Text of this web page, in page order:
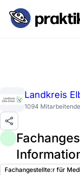
Landkreis
1094
Fachangestellte:r für